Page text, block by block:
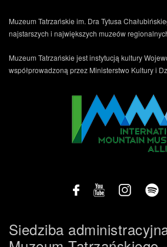
Muzeum Tatrzańskie im. Dra Tytusa
najstarszych i największych muzeów
Muzeum Tatrzańskie jest instytucją kultury
współprowadzoną przez Ministerstwo Kultury i
Siedziba